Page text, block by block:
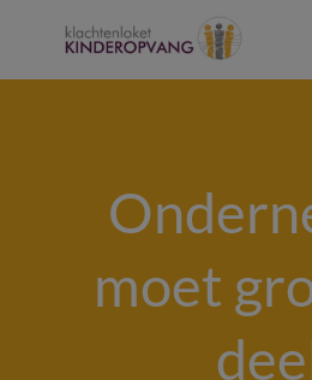
moet